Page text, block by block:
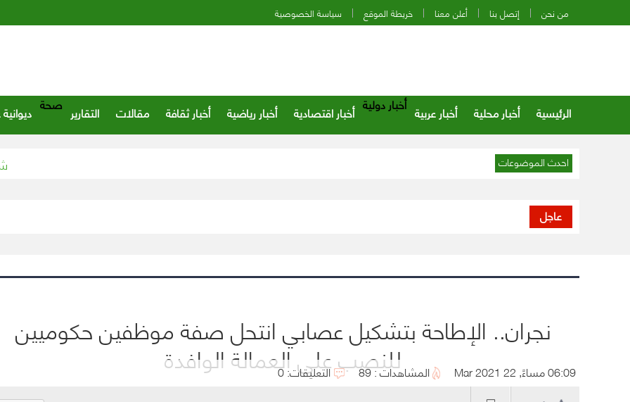
من نحن إتصل بنا أعلن معنا خريطة الموقع سياسة الخصوصية
الرئيسية أخبار محلية أخبار عربية أخبار دولية أخبار اقتصادية أخبار رياضية أخبار ثقافة مقالات التقارير صحة
احدث الموضوعات
عاجل
نجران.. الإطاحة بتشكيل عصابي انتحل صفة موظفين حكوميين
للنصب على العمالة الوافدة 06:09 مساءً, 22 Mar 2021 المشاهدات : 89 التعليقات: 0